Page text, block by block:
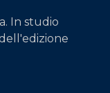
In studio